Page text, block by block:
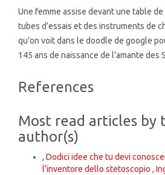
Une femme assise devant une table
tubes d’essais et des instruments de
qu’on voit dans le doodle de google
145 ans de naissance de l’amante des
Article
References
Most read articles by
author(s)
, Dodici idee che tu devi
l’inventore dello stetoscopio ,